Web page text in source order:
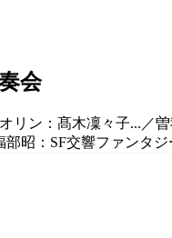
会
リン：髙木凜々子...
昭：SF交響ファンタ